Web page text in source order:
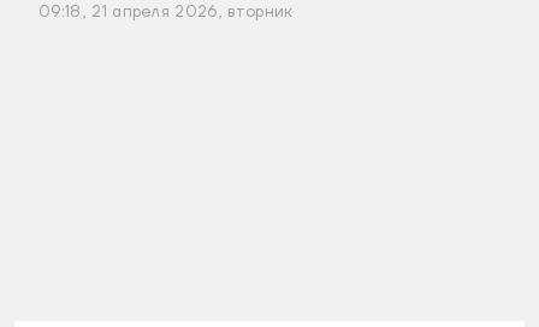
09:18, 21 апреля 2026, вторник